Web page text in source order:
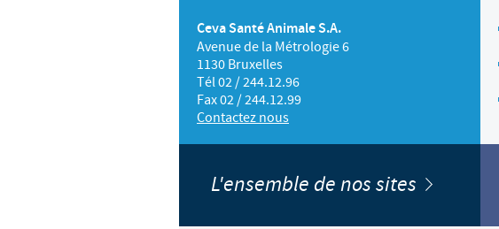
Ceva Santé Animale S.A.
Avenue de la Métrologie 6
1130 Bruxelles
Tél 02 / 244.12.96
Fax 02 / 244.12.99
Contactez nous
L'ensemble de nos sites